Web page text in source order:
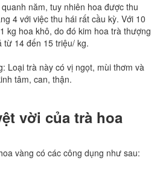
năm, tuy nhiên hoa được thu
4 với việc thu hái rất cầu kỳ. Với 10
kg hoa khô, do đó kim hoa trà thượng
từ 14 đến 15 triệu/ kg.
Loại trà này có vị ngọt, mùi thơm và
tâm, can, thận.
vời của trà hoa
vàng có các công dụng như sau: